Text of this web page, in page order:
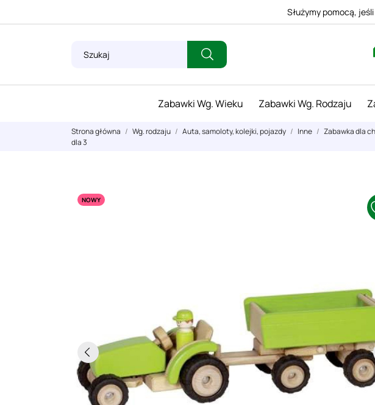
Służymy pomocą,
Zabawki Wg. Wieku Zabawki Wg. Rodzaju
Strona główna Wg. rodzaju Auta, samoloty, kolejki, pojazdy Inne
Zabawka dla
dla 3
NOWY